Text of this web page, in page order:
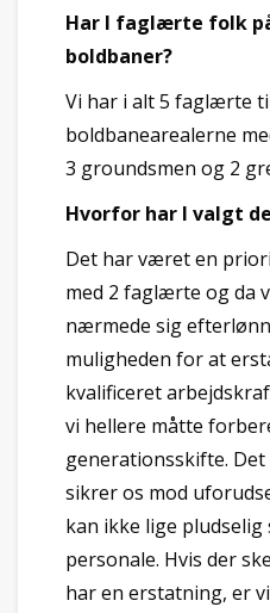
Har I faglærte folk
boldbaner?
Vi har i alt 5 faglærte
boldbanearealerne
3 groundsmen og 2
Hvorfor har I valgt
Det har været en
med 2 faglærte og da
nærmede sig
muligheden for at
kvalificeret
vi hellere måtte
generationsskifte.
sikrer os mod
kan ikke lige
personale. Hvis der
har en erstatning, er